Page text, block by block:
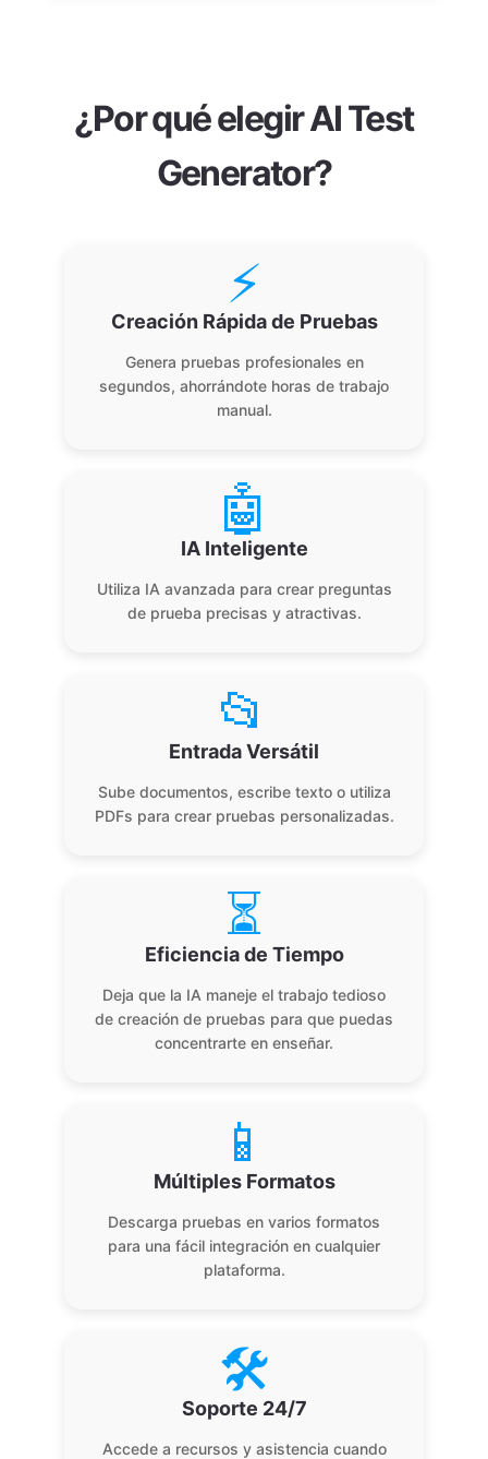
¿Por qué elegir AI Test
Generator?
⚡
Creación Rápida de Pruebas
Genera pruebas profesionales en
segundos, ahorrándote horas de trabajo
manual.
🤖
IA Inteligente
Utiliza IA avanzada para crear preguntas
de prueba precisas y atractivas.
📂
Entrada Versátil
Sube documentos, escribe texto o utiliza
PDFs para crear pruebas personalizadas.
⏳
Eficiencia de Tiempo
Deja que la IA maneje el trabajo tedioso
de creación de pruebas para que puedas
concentrarte en enseñar.
📱
Múltiples Formatos
Descarga pruebas en varios formatos
para una fácil integración en cualquier
plataforma.
🛠️
Soporte 24/7
Accede a recursos y asistencia cuando